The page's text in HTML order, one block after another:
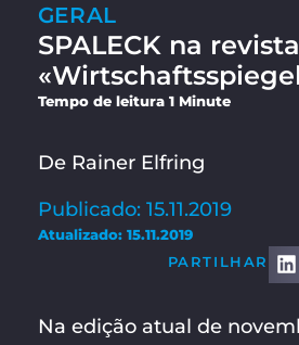
GERAL
SPALECK na revista
Tempo de leitura 1 Minute
De Rainer Elfring
Publicado: 15.11.2019
Atualizado: 15.11.2019
PARTILHAR
Na edição atual de